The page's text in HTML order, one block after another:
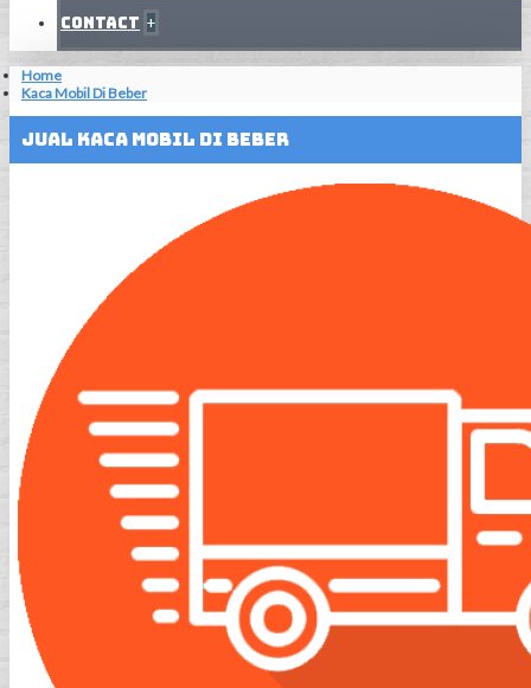
Contact +
Home
Kaca Mobil Di Beber
Jual Kaca Mobil Di Beber